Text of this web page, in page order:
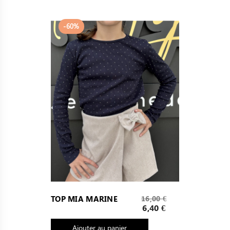
TOP MIA MARINE
Prix
de
base
16,00 €
Prix
6,40 €
Ajouter au panier
-60%